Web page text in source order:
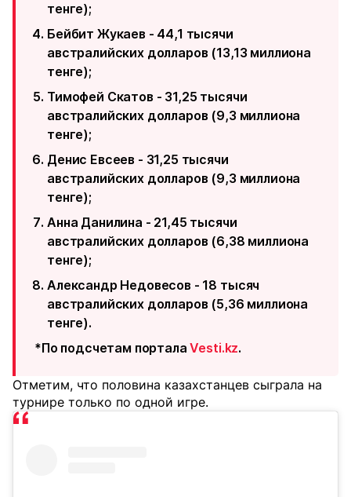
тенге);
Бейбит Жукаев - 44,1 тысячи
австралийских долларов (13,13 миллиона
тенге);
Тимофей Скатов - 31,25 тысячи
австралийских долларов (9,3 миллиона
тенге);
Денис Евсеев - 31,25 тысячи
австралийских долларов (9,3 миллиона
тенге);
Анна Данилина - 21,45 тысячи
австралийских долларов (6,38 миллиона
тенге);
Александр Недовесов - 18 тысяч
австралийских долларов (5,36 миллиона
тенге).
*По подсчетам порталаVesti.kz.
Отметим, что половина казахстанцев сыграла на
турнире только по одной игре.